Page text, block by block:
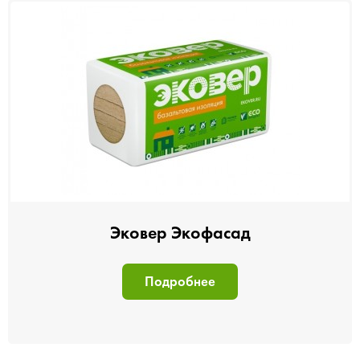
Эковер Экофасад
Подробнее